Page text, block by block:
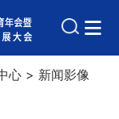
心 > 新闻影像